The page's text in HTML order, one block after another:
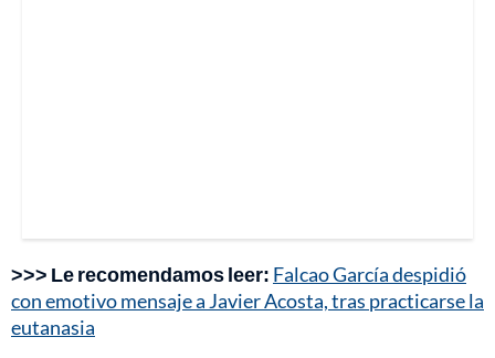
>>> Le recomendamos leer: Falcao García despidió
con emotivo mensaje a Javier Acosta, tras practicarse la
eutanasia